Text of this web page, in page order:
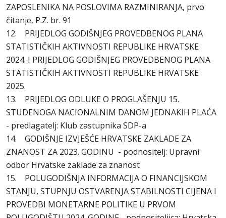
ZAPOSLENIKA NA POSLOVIMA RAZMINIRANJA, prvo
čitanje, P.Z. br. 91
12. PRIJEDLOG GODIŠNJEG PROVEDBENOG PLANA
STATISTIČKIH AKTIVNOSTI REPUBLIKE HRVATSKE
2024. I PRIJEDLOG GODIŠNJEG PROVEDBENOG PLANA
STATISTIČKIH AKTIVNOSTI REPUBLIKE HRVATSKE
2025.
13. PRIJEDLOG ODLUKE O PROGLAŠENJU 15.
STUDENOGA NACIONALNIM DANOM JEDNAKIH PLAĆA
- predlagatelj: Klub zastupnika SDP-a
14. GODIŠNJE IZVJEŠĆE HRVATSKE ZAKLADE ZA
ZNANOST ZA 2023. GODINU - podnositelj: Upravni
odbor Hrvatske zaklade za znanost
15. POLUGODIŠNJA INFORMACIJA O FINANCIJSKOM
STANJU, STUPNJU OSTVARENJA STABILNOSTI CIJENA I
PROVEDBI MONETARNE POLITIKE U PRVOM